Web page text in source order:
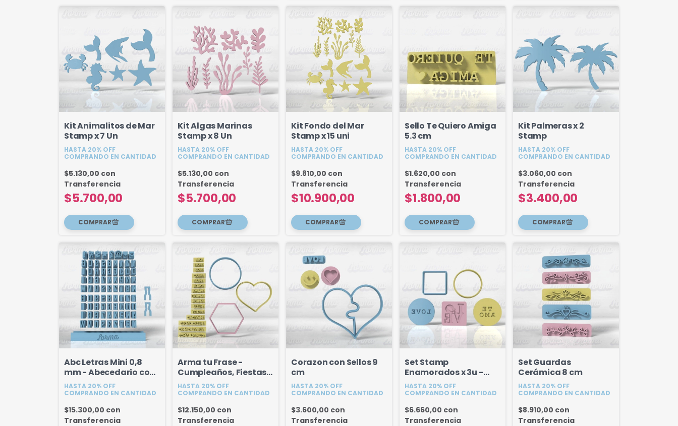
Kit Animalitos de Mar
Stamp x 7 Un
HASTA 20% OFF
COMPRANDO EN CANTIDAD
$5.700,00
$5.130,00 con
Transferencia
Kit Algas Marinas
Stamp x 8 Un
HASTA 20% OFF
COMPRANDO EN CANTIDAD
$5.700,00
$5.130,00 con
Transferencia
Kit Fondo del Mar
Stamp x 15 uni
HASTA 20% OFF
COMPRANDO EN CANTIDAD
$10.900,00
$9.810,00 con
Transferencia
Sello Te Quiero Amiga
5.3 cm
HASTA 20% OFF
COMPRANDO EN CANTIDAD
$1.800,00
$1.620,00 con
Transferencia
Kit Palmeras x 2
Stamp
HASTA 20% OFF
COMPRANDO EN CANTIDAD
$3.400,00
$3.060,00 con
Transferencia
Abc Letras Mini 0,8
mm - Abecedario con
Agarre
HASTA 20% OFF
COMPRANDO EN CANTIDAD
$15.300,00 con
Transferencia
Arma tu Frase -
Cumpleaños, Fiestas,
Mama, Papa, Etc
HASTA 20% OFF
COMPRANDO EN CANTIDAD
$12.150,00 con
Transferencia
Corazon con Sellos 9
cm
HASTA 20% OFF
COMPRANDO EN CANTIDAD
$3.600,00 con
Transferencia
Set Stamp
Enamorados x 3u -
Embosser
HASTA 20% OFF
COMPRANDO EN CANTIDAD
$6.660,00 con
Transferencia
Set Guardas
Cerámica 8 cm
HASTA 20% OFF
COMPRANDO EN CANTIDAD
$8.910,00 con
Transferencia